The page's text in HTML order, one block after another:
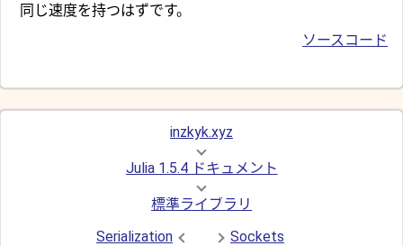
同じ速度を持つはずです。
ソースコード
inzkyk.xyz
Julia 1.5.4 ドキュメント
標準ライブラリ
Serialization
Sockets